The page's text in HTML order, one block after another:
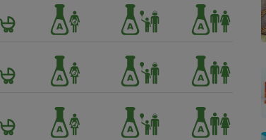
Four encastrable
numérique
Électricité - Gaz